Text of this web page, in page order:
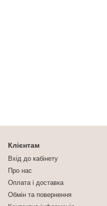
Клієнтам
Вхід до кабінету
Про нас
Оплата і доставка
Обмін та повернення